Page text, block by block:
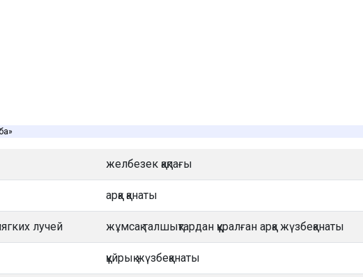
желбезек қақпағы
арқа қанаты
лучей жұмсақ талшықтардан құралған арқа жүзбеқанаты
құйрық жүзбеқанаты